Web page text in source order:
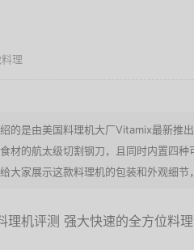
理
的是由美国料理机大厂Vitamix最新推
材的航太级切割钢刀，且同时内置四
大家展示这款料理机的包装和外观细